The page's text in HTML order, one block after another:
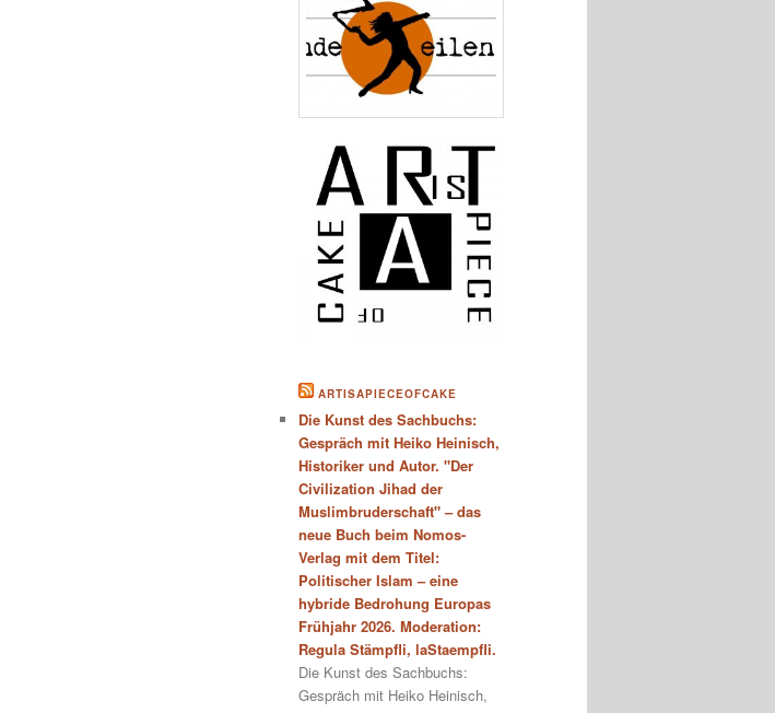
ARTISAPIECEOFCAKE
Die Kunst des Sachbuchs:
Gespräch mit Heiko Heinisch,
Historiker und Autor. "Der
Civilization Jihad der
Muslimbruderschaft" – das
neue Buch beim Nomos-
Verlag mit dem Titel:
Politischer Islam – eine
hybride Bedrohung Europas
Frühjahr 2026. Moderation:
Regula Stämpfli, laStaempfli.
Die Kunst des Sachbuchs:
Gespräch mit Heiko Heinisch,